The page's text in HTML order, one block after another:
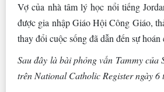
Vợ của nhà tâm lý học nổi tiếng
được gia nhập Giáo Hội Công Giáo,
thay đổi cuộc sống đã dẫn đến sự hoán
Sau đây là bài phỏng vấn Tammy của
trên National Catholic Register ngày 6